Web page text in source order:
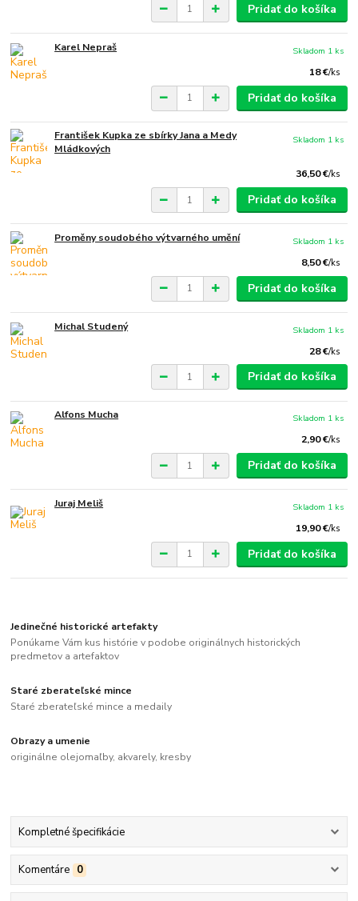
Pridať do košíka
Karel Nepraš
18 €/ks
Skladom 1 ks
Pridať do košíka
František Kupka ze sbírky Jana a Medy
Mládkových
36,50 €/ks
Skladom 1 ks
Pridať do košíka
Proměny soudobého výtvarného umění
8,50 €/ks
Skladom 1 ks
Pridať do košíka
Michal Studený
28 €/ks
Skladom 1 ks
Pridať do košíka
Alfons Mucha
2,90 €/ks
Skladom 1 ks
Pridať do košíka
Juraj Meliš
19,90 €/ks
Skladom 1 ks
Pridať do košíka
Jedinečné historické artefakty
Ponúkame Vám kus histórie v podobe originálnych historických
predmetov a artefaktov
Staré zberateľské mince
Staré zberateľské mince a medaily
Obrazy a umenie
originálne olejomaľby, akvarely, kresby
Kompletné špecifikácie
Komentáre 0